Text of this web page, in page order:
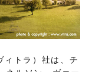
トラ）社は、チ